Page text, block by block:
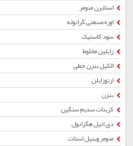
استایرن منومر
اوره صنعتی گرانوله
سود کاستیک
زایلین مخلوط
الکیل بنزن خطی
ارتوزایلن
بنزن
کربنات سدیم سنگین
دی اتیل هگزانول
منومر وینیل استات